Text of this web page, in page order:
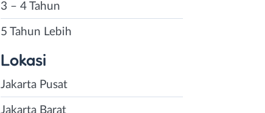
3 – 4 Tahun
5 Tahun Lebih
Lokasi
Jakarta Pusat
Jakarta Barat